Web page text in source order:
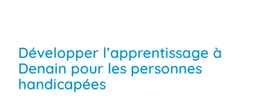
Développer l’apprentissage à
Denain pour les personnes
handicapées